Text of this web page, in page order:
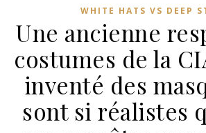
WHITE HATS VS DEEP
Une ancienne
costumes de la
inventé des
sont si réalistes